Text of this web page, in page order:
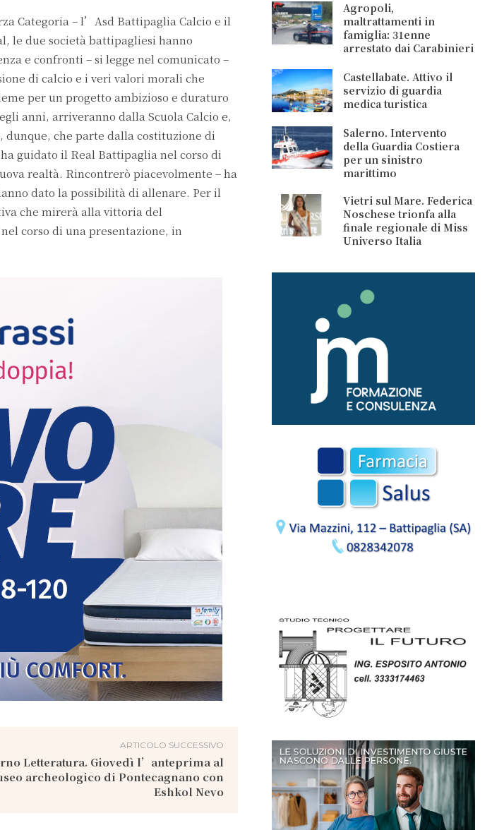
Categoria – l’Asd Battipaglia Calcio e il
le due società battipagliesi hanno
e confronti – si legge nel comunicato –
di calcio e i veri valori morali che
per un progetto ambizioso e duraturo
anni, arriveranno dalla Scuola Calcio e,
che parte dalla costituzione di
guidato il Real Battipaglia nel corso di
realtà. Rincontrerò piacevolmente – ha
dato la possibilità di allenare. Per il
che mirerà alla vittoria del
corso di una presentazione, in
ARTICOLO SUCCESSIVO
Letteratura. Giovedì l’anteprima al
archeologico di Pontecagnano con
Eshkol Nevo
Agropoli,
maltrattamenti in
famiglia: 31enne
arrestato dai Carabinieri
Castellabate. Attivo il
servizio di guardia
medica turistica
Salerno. Intervento
della Guardia Costiera
per un sinistro
marittimo
Vietri sul Mare. Federica
Noschese trionfa alla
finale regionale di Miss
Universo Italia